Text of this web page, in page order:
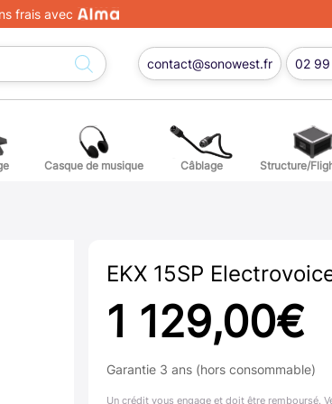
frais avec
contact@sonowest.fr 02 99
Casque de musique Câblage Structure/
EKX 15SP
1 129,00€
Garantie 3 ans (hors consommable)
Un crédit vous engage et doit être remboursé.